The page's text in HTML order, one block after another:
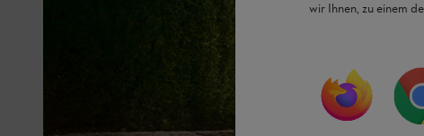
wir Ihnen, zu einem